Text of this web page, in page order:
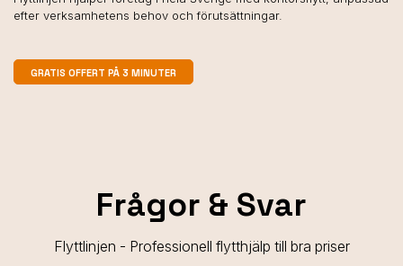
efter verksamhetens behov och förutsättningar.
GRATIS OFFERT PÅ 3 MINUTER
Frågor & Svar
Flyttlinjen - Professionell flytthjälp till bra priser